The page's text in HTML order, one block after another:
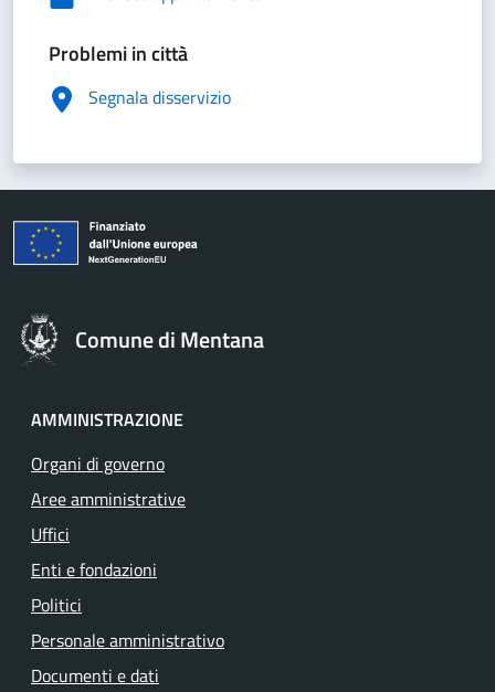
Problemi in città
Segnala disservizio
Comune di Mentana
AMMINISTRAZIONE
Organi di governo
Aree amministrative
Uffici
Enti e fondazioni
Politici
Personale amministrativo
Documenti e dati